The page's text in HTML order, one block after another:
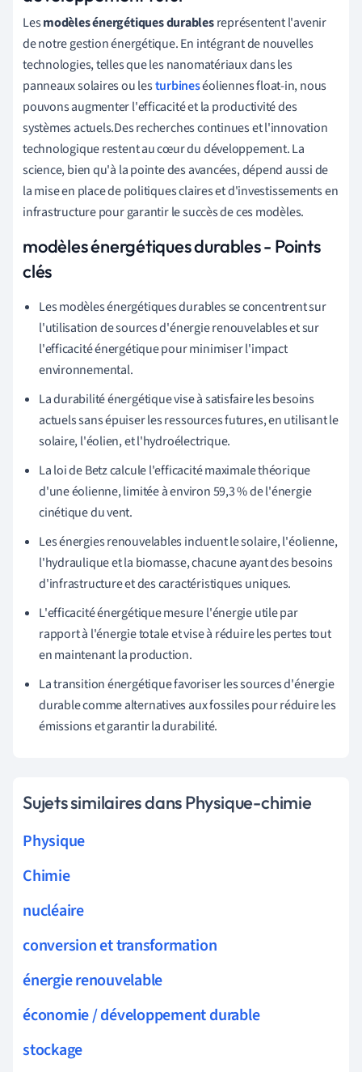
Lesmodèles énergétiques durablesreprésentent l'avenir
de notre gestion énergétique. En intégrant de nouvelles
technologies, telles que les nanomatériaux dans les
panneaux solaires ou lesturbineséoliennes float-in, nous
pouvons augmenter l'efficacité et la productivité des
systèmes actuels.Des recherches continues et l'innovation
technologique restent au cœur du développement. La
science, bien qu'à la pointe des avancées, dépend aussi de
la mise en place de politiques claires et d'investissements en
infrastructure pour garantir le succès de ces modèles.
modèles énergétiques durables - Points
clés
Les modèles énergétiques durables se concentrent sur
l'utilisation de sources d'énergie renouvelables et sur
l'efficacité énergétique pour minimiser l'impact
environnemental.
La durabilité énergétique vise à satisfaire les besoins
actuels sans épuiser les ressources futures, en utilisant le
solaire, l'éolien, et l'hydroélectrique.
La loi de Betz calcule l'efficacité maximale théorique
d'une éolienne, limitée à environ 59,3 % de l'énergie
cinétique du vent.
Les énergies renouvelables incluent le solaire, l'éolienne,
l'hydraulique et la biomasse, chacune ayant des besoins
d'infrastructure et des caractéristiques uniques.
L'efficacité énergétique mesure l'énergie utile par
rapport à l'énergie totale et vise à réduire les pertes tout
en maintenant la production.
La transition énergétique favoriser les sources d'énergie
durable comme alternatives aux fossiles pour réduire les
émissions et garantir la durabilité.
Sujets similaires dans Physique-chimie
Physique
Chimie
nucléaire
conversion et transformation
énergie renouvelable
économie / développement durable
stockage